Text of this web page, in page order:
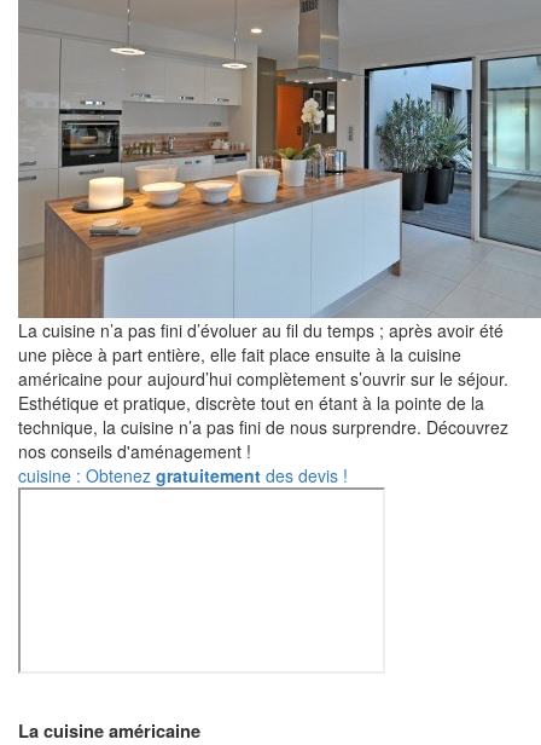
La cuisine n’a pas fini d’évoluer au fil du temps ; après avoir été
une pièce à part entière, elle fait place ensuite à la cuisine
américaine pour aujourd’hui complètement s’ouvrir sur le séjour.
Esthétique et pratique, discrète tout en étant à la pointe de la
technique, la cuisine n’a pas fini de nous surprendre. Découvrez
nos conseils d'aménagement !
cuisine : Obtenez gratuitement des devis !
La cuisine américaine